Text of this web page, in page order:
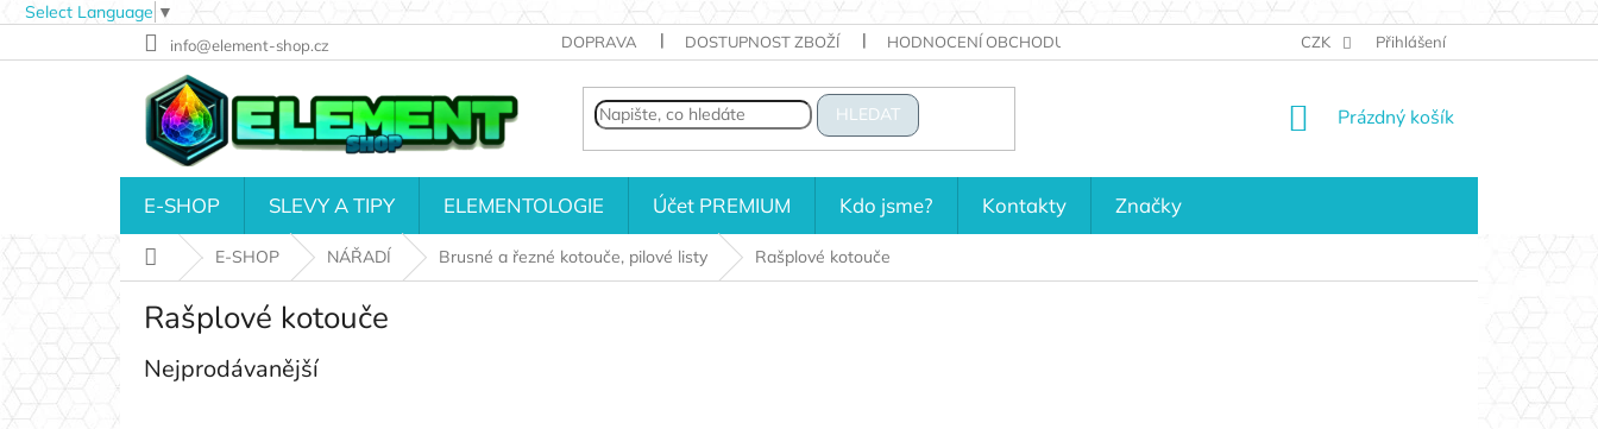
Select Language ▼
na
info@element-shop.cz DOPRAVA DOSTUPNOST ZBOŽÍ HODNOCENÍ OBCHODU KONTAKTY KDO JSME?
CZK Přihlášení
HLEDAT
NÁKUPNÍ
Prázdný košík
E-SHOP SLEVY A TIPY ELEMENTOLOGIE Účet PREMIUM Kdo jsme? Kontakty Značky
Domů E-SHOP NÁŘADÍ Brusné a řezné kotouče, pilové listy Rašplové kotouče
Rašplové kotouče
Nejprodávanější